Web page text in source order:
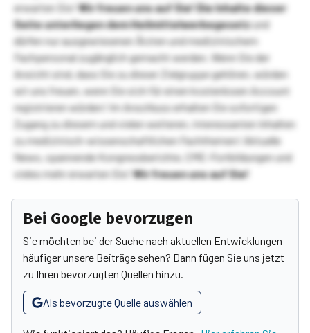
erwarten Sie!Wir freuen uns auf Sie!Die Inhalte dieser
Seite unterliegen dem Heilmittelwerbegesetzund
dürfen nur ausgewiesenen Ärzten und medizinischem
Fachpersonal zugänglich gemacht werden. Wenn Sie der
Ansicht sind, dass Sie zu dieser Zielgruppe gehören, würden
wir uns freuen, wenn Sie sich für einen kostenlosen Account
registrieren würden! Im Anschluss erhalten Sie sofortigen
Zugang zu diesem und vielen weiteren, interessanten Inhalten
zu medizinisch-wissenschaftlichen Fachthemen! Aktuelle
News, spannende Kongressberichte, CME-Fortbildungen und
vieles mehr erwarten Sie!Wir freuen uns auf Sie!
Bei Google bevorzugen
Sie möchten bei der Suche nach aktuellen Entwicklungen
häufiger unsere Beiträge sehen? Dann fügen Sie uns jetzt
zu Ihren bevorzugten Quellen hinzu.
Als bevorzugte Quelle auswählen